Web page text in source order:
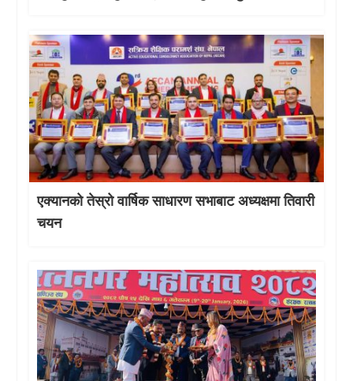
एक्यानको तेस्रो वार्षिक साधारण सभाबाट अध्यक्षमा तिवारी
चयन